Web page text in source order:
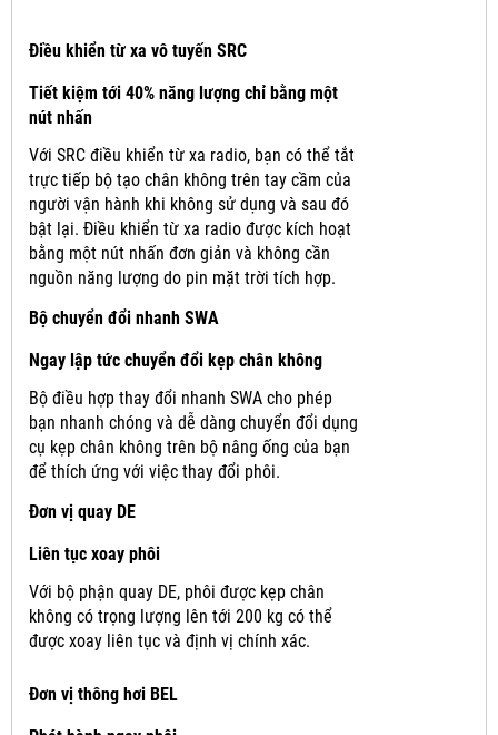
Điều khiển từ xa vô tuyến SRC
Tiết kiệm tới 40% năng lượng chỉ bằng một
nút nhấn
Với SRC điều khiển từ xa radio, bạn có thể tắt
trực tiếp bộ tạo chân không trên tay cầm của
người vận hành khi không sử dụng và sau đó
bật lại. Điều khiển từ xa radio được kích hoạt
bằng một nút nhấn đơn giản và không cần
nguồn năng lượng do pin mặt trời tích hợp.
Bộ chuyển đổi nhanh SWA
Ngay lập tức chuyển đổi kẹp chân không
Bộ điều hợp thay đổi nhanh SWA cho phép
bạn nhanh chóng và dễ dàng chuyển đổi dụng
cụ kẹp chân không trên bộ nâng ống của bạn
để thích ứng với việc thay đổi phôi.
Đơn vị quay DE
Liên tục xoay phôi
Với bộ phận quay DE, phôi được kẹp chân
không có trọng lượng lên tới 200 kg có thể
được xoay liên tục và định vị chính xác.
Đơn vị thông hơi BEL